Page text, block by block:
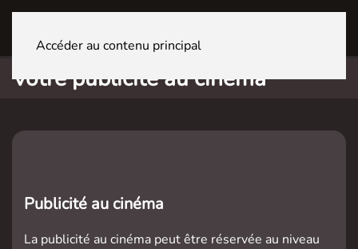
Accéder au contenu principal
Votre publicité au cinéma
Publicité au cinéma
La publicité au cinéma peut être réservée au niveau